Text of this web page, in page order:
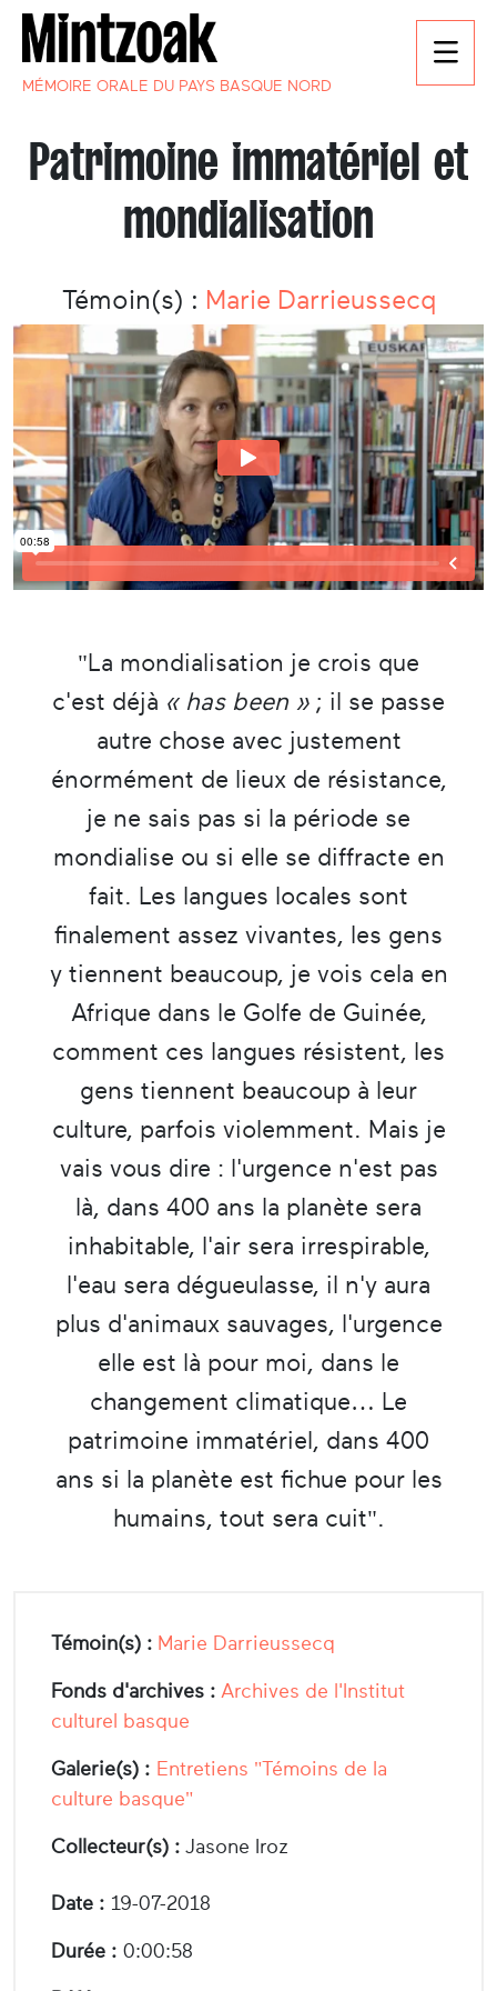
MÉMOIRE ORALE DU PAYS BASQUE NORD
Patrimoine immatériel et
mondialisation
Témoin(s) : Marie Darrieussecq
"La mondialisation je crois que
c'est déjà « has been »; il se passe
autre chose avec justement
énormément de lieux de résistance,
je ne sais pas si la période se
mondialise ou si elle se diffracte en
fait. Les langues locales sont
finalement assez vivantes, les gens
y tiennent beaucoup, je vois cela en
Afrique dans le Golfe de Guinée,
comment ces langues résistent, les
gens tiennent beaucoup à leur
culture, parfois violemment. Mais je
vais vous dire : l'urgence n'est pas
là, dans 400 ans la planète sera
inhabitable, l'air sera irrespirable,
l'eau sera dégueulasse, il n'y aura
plus d'animaux sauvages, l'urgence
elle est là pour moi, dans le
changement climatique… Le
patrimoine immatériel, dans 400
ans si la planète est fichue pour les
humains, tout sera cuit".
Témoin(s) : Marie Darrieussecq
Fonds d'archives : Archives de l'Institut
culturel basque
Galerie(s) : Entretiens "Témoins de la
culture basque"
Collecteur(s) : Jasone Iroz
Date : 19-07-2018
Durée : 0:00:58